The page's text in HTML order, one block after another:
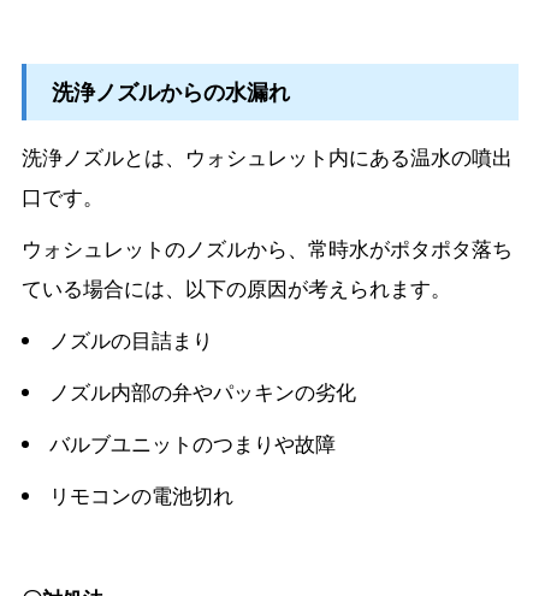
洗浄ノズルからの水漏れ
洗浄ノズルとは、ウォシュレット内にある温水の噴出
口です。
ウォシュレットのノズルから、常時水がポタポタ落ち
ている場合には、以下の原因が考えられます。
ノズルの目詰まり
ノズル内部の弁やパッキンの劣化
バルブユニットのつまりや故障
リモコンの電池切れ